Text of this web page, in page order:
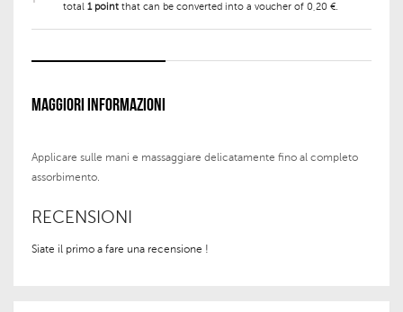
total 1point that can be converted into a voucher of 0,20 €.
MAGGIORI INFORMAZIONI
Applicare sulle mani e massaggiare delicatamente fino al completo
assorbimento.
RECENSIONI
Siate il primo a fare una recensione !